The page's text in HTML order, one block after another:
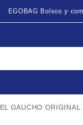
EGOBAG Bolsos y
EL GAUCHO ORIGINAL